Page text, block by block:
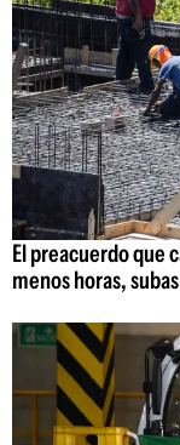
El preacuerdo que
menos horas,